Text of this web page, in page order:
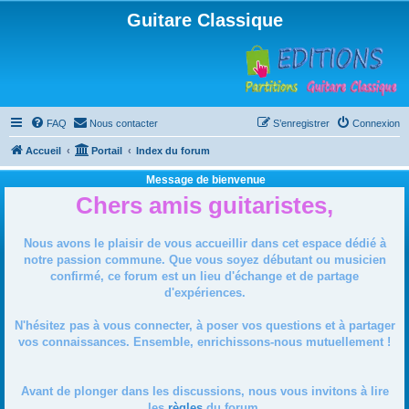
Guitare Classique
FAQ Nous contacter Connexion
S’enregistrer
Accueil Portail Index du forum
Message de bienvenue
Chers amis guitaristes,
Nous avons le plaisir de vous accueillir dans cet espace dédié à
notre passion commune. Que vous soyez débutant ou musicien
confirmé, ce forum est un lieu d'échange et de partage
d'expériences.
N'hésitez pas à vous connecter, à poser vos questions et à partager
vos connaissances. Ensemble, enrichissons-nous mutuellement !
Avant de plonger dans les discussions, nous vous invitons à lire